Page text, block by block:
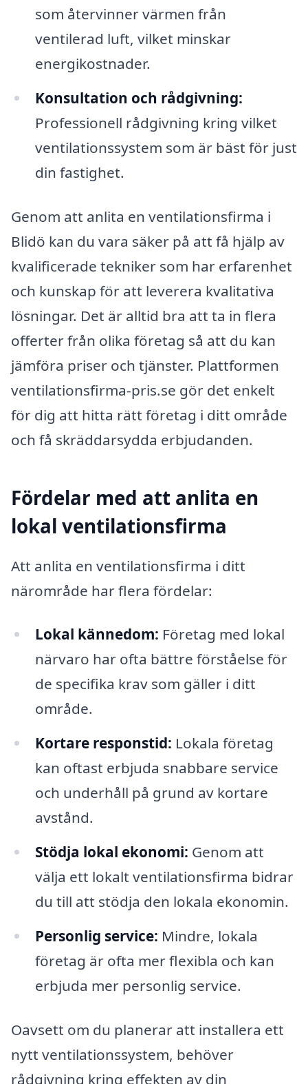
som återvinner värmen från
ventilerad luft, vilket minskar
energikostnader.
Konsultation och rådgivning:
Professionell rådgivning kring vilket
ventilationssystem som är bäst för just
din fastighet.
Genom att anlita en ventilationsfirma i
Blidö kan du vara säker på att få hjälp av
kvalificerade tekniker som har erfarenhet
och kunskap för att leverera kvalitativa
lösningar. Det är alltid bra att ta in flera
offerter från olika företag så att du kan
jämföra priser och tjänster. Plattformen
ventilationsfirma-pris.se gör det enkelt
för dig att hitta rätt företag i ditt område
och få skräddarsydda erbjudanden.
Fördelar med att anlita en
lokal ventilationsfirma
Att anlita en ventilationsfirma i ditt
närområde har flera fördelar:
Lokal kännedom: Företag med lokal
närvaro har ofta bättre förståelse för
de specifika krav som gäller i ditt
område.
Kortare responstid: Lokala företag
kan oftast erbjuda snabbare service
och underhåll på grund av kortare
avstånd.
Stödja lokal ekonomi: Genom att
välja ett lokalt ventilationsfirma bidrar
du till att stödja den lokala ekonomin.
Personlig service: Mindre, lokala
företag är ofta mer flexibla och kan
erbjuda mer personlig service.
Oavsett om du planerar att installera ett
nytt ventilationssystem, behöver
rådgivning kring effekten av din